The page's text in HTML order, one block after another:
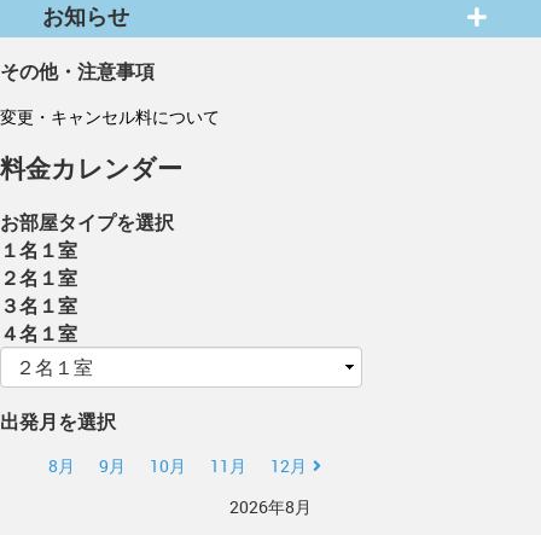
お知らせ
その他・注意事項
変更・キャンセル料について
料金カレンダー
お部屋タイプを選択
１名１室
２名１室
３名１室
４名１室
出発月を選択
8月 9月 10月 11月
12月
2026年8月